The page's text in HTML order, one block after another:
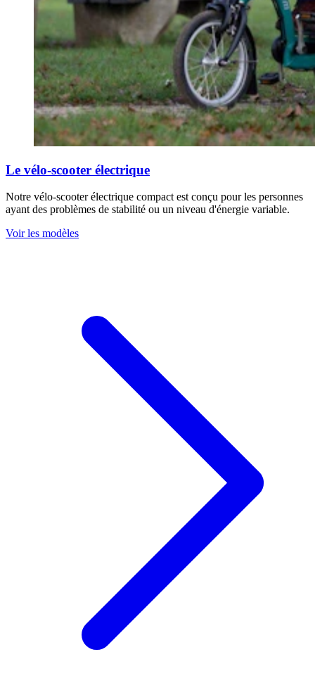
Le vélo-scooter électrique
Notre vélo-scooter électrique compact est conçu pour les personnes
ayant des problèmes de stabilité ou un niveau d'énergie variable.
Voir les modèles